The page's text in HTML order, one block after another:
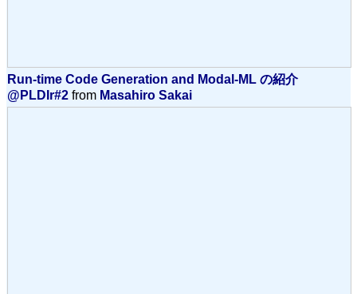
Run-time Code Generation and Modal-ML の紹介
@PLDIr#2 from Masahiro Sakai